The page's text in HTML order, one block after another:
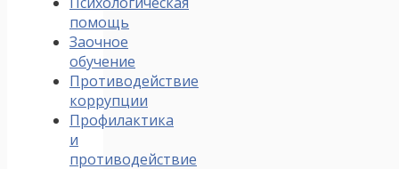
помощь
Заочное
обучение
Противодействие
коррупции
Профилактика
и
противодействие